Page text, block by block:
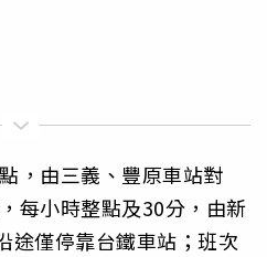
，由三義、豐原車站對
每小時整點及30分，由新
途僅停靠台鐵車站；班次